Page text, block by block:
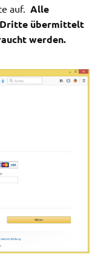
auf. Alle
Dritte übermittelt
werden.